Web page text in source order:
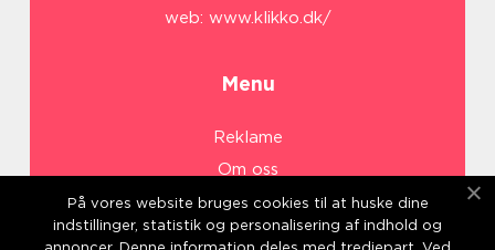
web: www.klikko.dk/
Menu
Reklame
Om oss
Cookies
Kontakt Oss
På vores website bruges cookies til at huske dine
indstillinger, statistik og personalisering af indhold og